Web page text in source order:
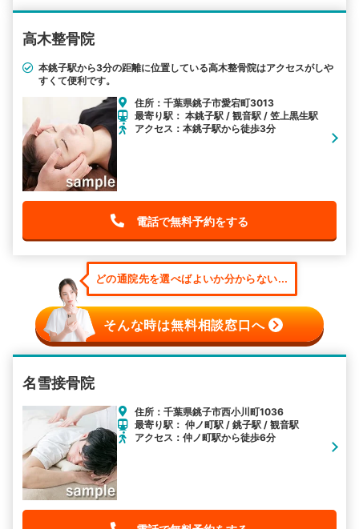
高木整骨院
本銚子駅から3分の距離に位置している高木整骨院はアクセスがしや
すくて便利です。
住所：千葉県銚子市愛宕町3013
最寄り駅： 本銚子駅 / 観音駅 / 笠上黒生駅
アクセス：本銚子駅から徒歩3分
電話で無料予約をする
どの通院先を選べばよいか分からない...
そんな時は無料相談窓口へ
名雪接骨院
住所：千葉県銚子市西小川町1036
最寄り駅： 仲ノ町駅 / 銚子駅 / 観音駅
アクセス：仲ノ町駅から徒歩6分